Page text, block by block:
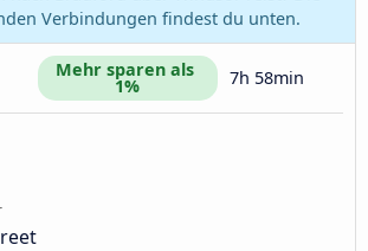
Verbindungen findest du unten.
Mehr sparen als
1% 7h 58min